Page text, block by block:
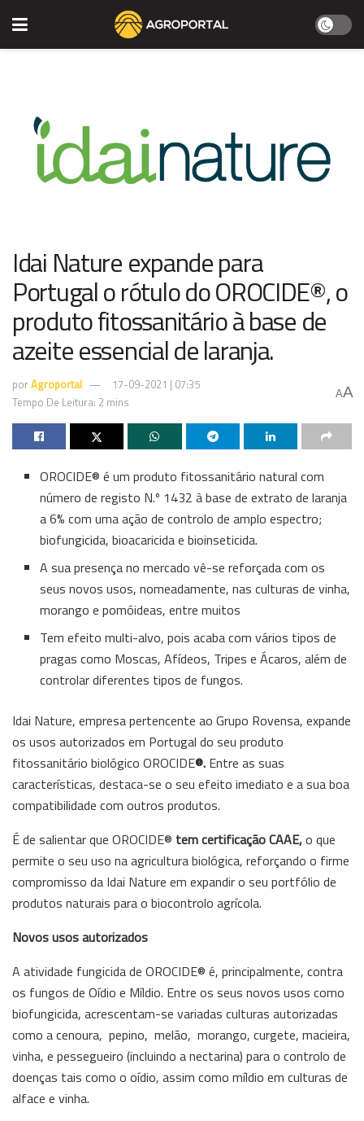
Idai Nature expande para
Portugal o rótulo do OROCIDE®, o
produto fitossanitário à base de
azeite essencial de laranja.
porAgroportal
17-09-2021 | 07:35
Tempo De Leitura: 2 mins
AA
OROCIDE® é um produto fitossanitário natural com
número de registo N.º 1432 à base de extrato de laranja
a 6% com uma ação de controlo de amplo espectro;
biofungicida, bioacaricida e bioinseticida.
A sua presença no mercado vê-se reforçada com os
seus novos usos, nomeadamente, nas culturas de vinha,
morango e pomóideas, entre muitos
Tem efeito multi-alvo, pois acaba com vários tipos de
pragas como Moscas, Afídeos, Tripes e Ácaros, além de
controlar diferentes tipos de fungos.
Idai Nature, empresa pertencente ao Grupo Rovensa, expande
os usos autorizados em Portugal do seu produto
fitossanitário biológico OROCIDE®. Entre as suas
características, destaca-se o seu efeito imediato e a sua boa
compatibilidade com outros produtos.
É de salientar que OROCIDE® tem certificação CAAE,o que
permite o seu uso na agricultura biológica, reforçando o firme
compromisso da Idai Nature em expandir o seu portfólio de
produtos naturais para o biocontrolo agrícola.
Novos usos autorizados
A atividade fungicida de OROCIDE® é, principalmente, contra
os fungos de Oídio e Míldio. Entre os seus novos usos como
biofungicida, acrescentam-se variadas culturas autorizadas
como a cenoura, pepino, melão, morango, curgete, macieira,
vinha, e pessegueiro (incluindo a nectarina) para o controlo de
doenças tais como o oídio, assim como míldio em culturas de
alface e vinha.